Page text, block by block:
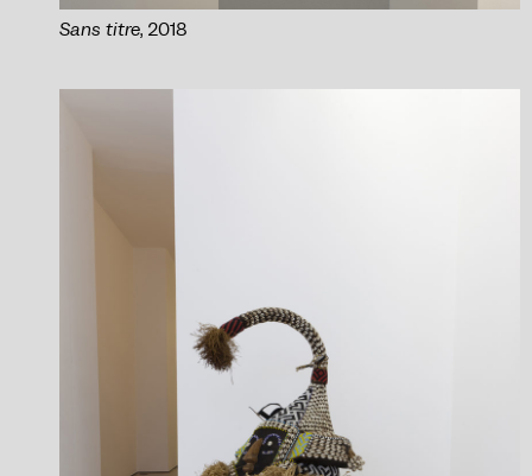
Sans titre, 2018